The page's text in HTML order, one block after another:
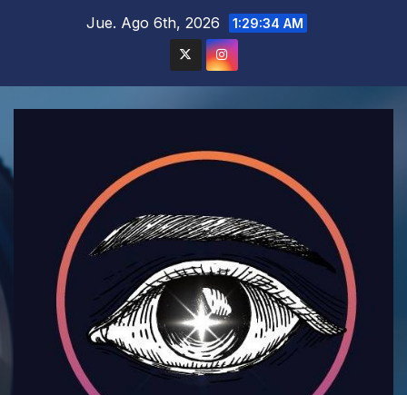
Jue. Ago 6th, 2026 1:29:36 AM